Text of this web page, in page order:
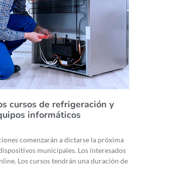
cursos de refrigeración y
informáticos
comenzarán a dictarse la próxima
municipales. Los interesados
Los cursos tendrán una duración de